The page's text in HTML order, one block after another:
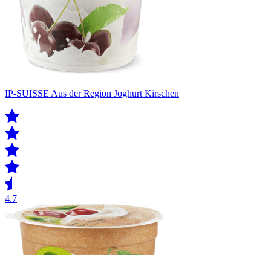
IP-SUISSE Aus der Region Joghurt Kirschen
4.7